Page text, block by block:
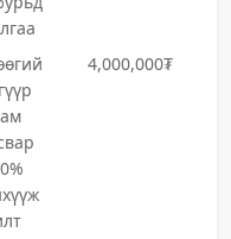
4,000,000₮